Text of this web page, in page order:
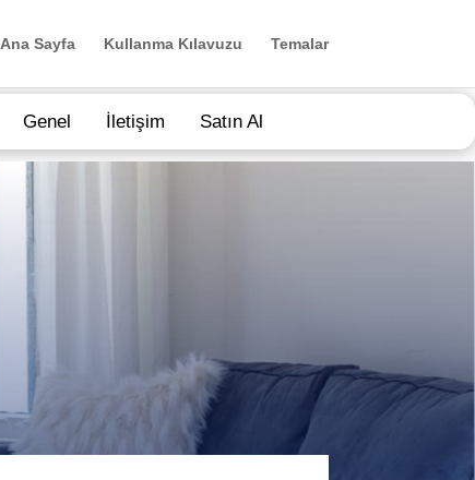
Ana Sayfa Kullanma Kılavuzu Temalar
Genel İletişim Satın Al